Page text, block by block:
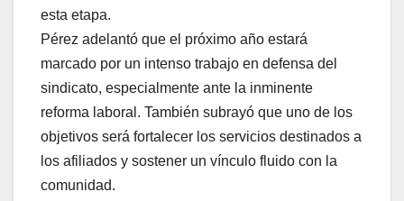
esta etapa.
Pérez adelantó que el próximo año estará
marcado por un intenso trabajo en defensa del
sindicato, especialmente ante la inminente
reforma laboral. También subrayó que uno de los
objetivos será fortalecer los servicios destinados a
los afiliados y sostener un vínculo fluido con la
comunidad.